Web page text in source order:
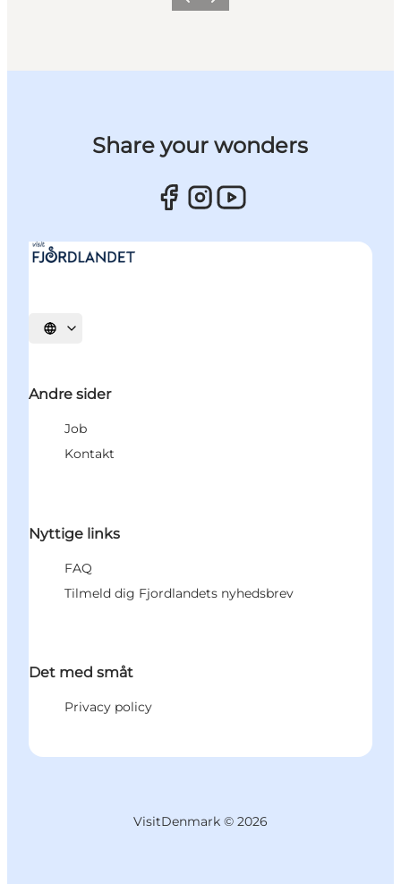
Share your wonders
Vælg sprog
Andre sider
Job
Kontakt
Nyttige links
FAQ
Tilmeld dig Fjordlandets nyhedsbrev
Det med småt
Privacy policy
VisitDenmark © 2026